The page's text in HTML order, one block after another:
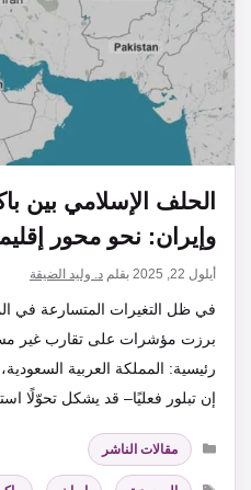
الحلف الإسلامي بين
وإيران: نحو محور
أيلول 22, 2025 بقلم د. وليد الضيقة
في ظل التغيرات المتسارعة في
برزت مؤشرات على تقارب غير
رئيسية: المملكة العربية
إن تبلور فعليًا– قد يشكل تحوّلًا
التصنيفات
مقالات الناشر
الوسوم